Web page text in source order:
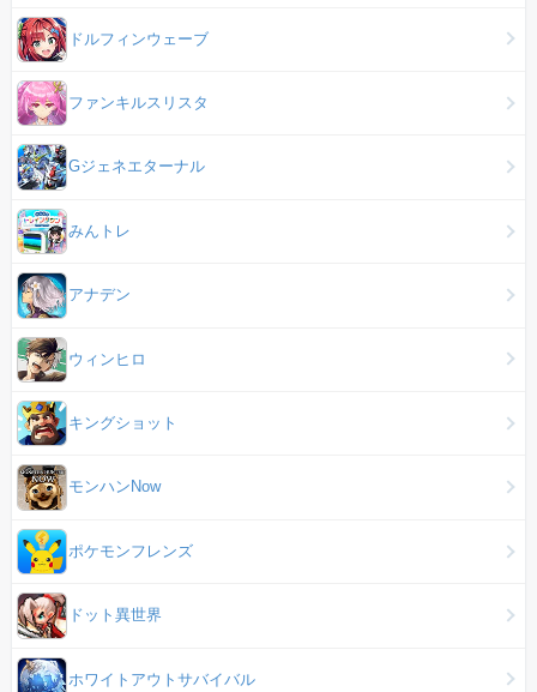
ドルフィンウェーブ
ファンキルスリスタ
Gジェネエターナル
みんトレ
アナデン
ウィンヒロ
キングショット
モンハンNow
ポケモンフレンズ
ドット異世界
ホワイトアウトサバイバル